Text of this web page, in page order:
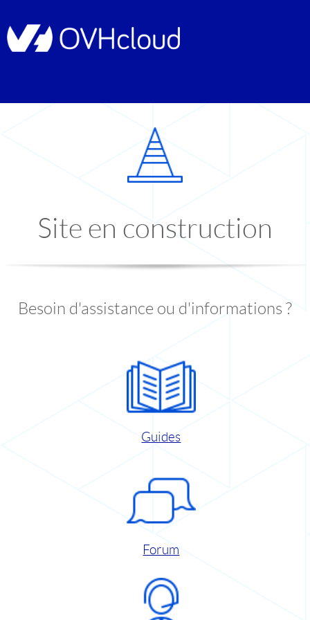
Site en construction
Besoin d'assistance ou d'informations ?
Guides
Forum